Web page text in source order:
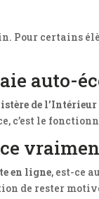
Pour certains
auto-
de l’Intérieur
c’est le
en ligne, est-ce
de rester